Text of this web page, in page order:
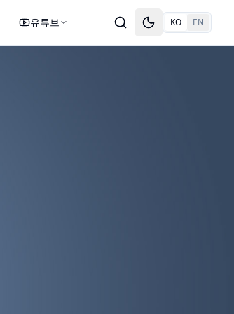
유튜브 Toggle theme
KO EN